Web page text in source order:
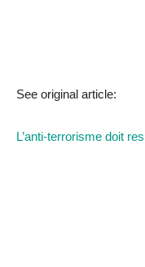
See original article:
L’anti-terrorisme doit